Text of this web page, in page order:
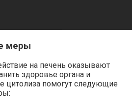
меры
на печень оказывают
здоровье органа и
цитолиза помогут следующие